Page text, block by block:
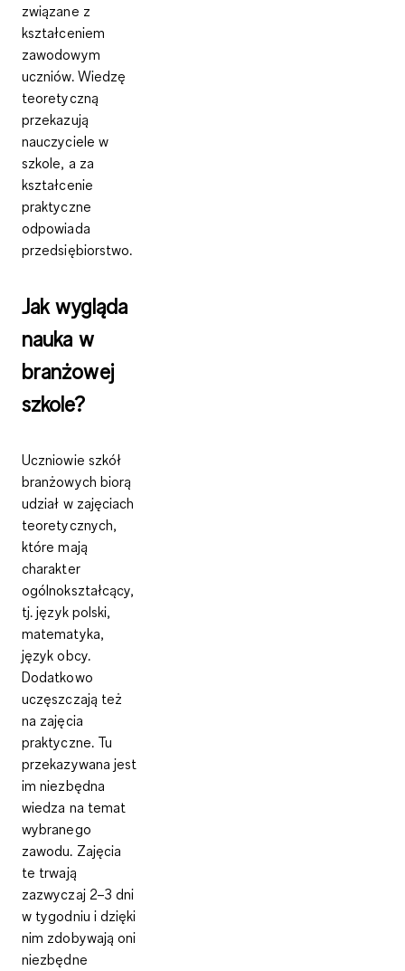
związane z
kształceniem
zawodowym
uczniów. Wiedzę
teoretyczną
przekazują
nauczyciele w
szkole, a za
kształcenie
praktyczne
odpowiada
przedsiębiorstwo.
Jak wygląda
nauka w
branżowej
szkole?
Uczniowie szkół
branżowych biorą
udział w zajęciach
teoretycznych,
które mają
charakter
ogólnokształcący,
tj. język polski,
matematyka,
język obcy.
Dodatkowo
uczęszczają też
na zajęcia
praktyczne. Tu
przekazywana jest
im niezbędna
wiedza na temat
wybranego
zawodu. Zajęcia
te trwają
zazwyczaj 2–3 dni
w tygodniu i dzięki
nim zdobywają oni
niezbędne